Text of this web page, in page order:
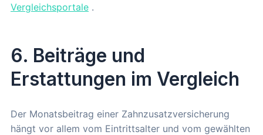
Vergleichsportale .
6. Beiträge und
Erstattungen im Vergleich
Der Monatsbeitrag einer Zahnzusatzversicherung
hängt vor allem vom Eintrittsalter und vom gewählten